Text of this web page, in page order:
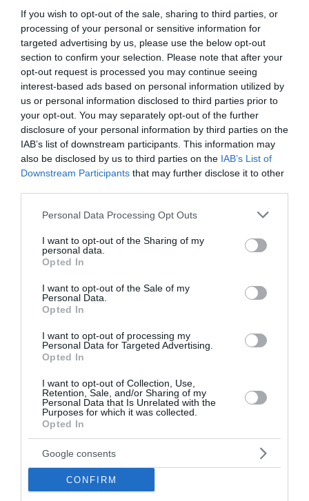
If you wish to opt-out of the sale, sharing to third parties, or
processing of your personal or sensitive information for
targeted advertising by us, please use the below opt-out
section to confirm your selection. Please note that after your
opt-out request is processed you may continue seeing
interest-based ads based on personal information utilized by
us or personal information disclosed to third parties prior to
your opt-out. You may separately opt-out of the further
disclosure of your personal information by third parties on the
IAB’s list of downstream participants. This information may
also be disclosed by us to third parties on the IAB’s List of
Downstream Participants that may further disclose it to other
Please note that this website/app uses one or more Google
not limited to your visit or usage behaviour. You may click to
grant or deny consent to Google and its third-party tags to
use your data for below specified purposes in below Google
consent section.
Personal Data Processing Opt Outs
I want to opt-out of the Sharing of my
personal data.
Opted In
I want to opt-out of the Sale of my
Personal Data.
Opted In
I want to opt-out of processing my
Personal Data for Targeted Advertising.
Opted In
I want to opt-out of Collection, Use,
Retention, Sale, and/or Sharing of my
Personal Data that Is Unrelated with the
Purposes for which it was collected.
Opted In
Google consents
CONFIRM
Feles pohár
A LEGJOBB ÉVJÁRAT –
1983 – ÉVSZÁMOS FELES
POHÁR
Feles pohár
A LEGJOBB ÉVJÁRAT –
1984 – ÉVSZÁMOS FELES
POHÁR
0
Feles pohár
A LEGJOBB ÉVJÁRAT –
1985 – ÉVSZÁMOS FELES
POHÁR
01.200Ft
Feles pohár
A LEGJOBB ÉVJÁRAT –
POHÁR
1.200Ft